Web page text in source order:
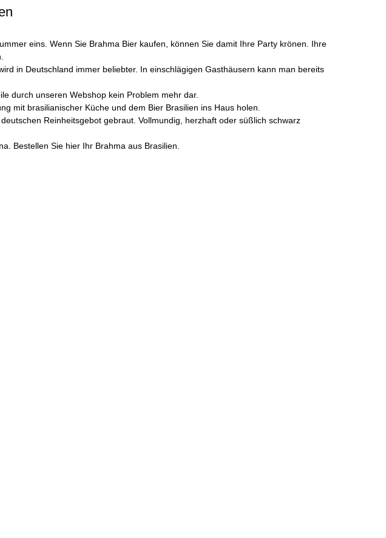
eins. Wenn Sie Brahma Bier kaufen, können Sie damit Ihre Party krönen. Ihre
in Deutschland immer beliebter. In einschlägigen Gasthäusern kann man bereits
durch unseren Webshop kein Problem mehr dar.
mit brasilianischer Küche und dem Bier Brasilien ins Haus holen.
Reinheitsgebot gebraut. Vollmundig, herzhaft oder süßlich schwarz
Bestellen Sie hier Ihr Brahma aus Brasilien.